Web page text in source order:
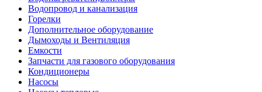
Водопровод и канализация
Горелки
Дополнительное оборудование
Дымоходы и Вентиляция
Емкости
Запчасти для газового оборудования
Кондиционеры
Насосы